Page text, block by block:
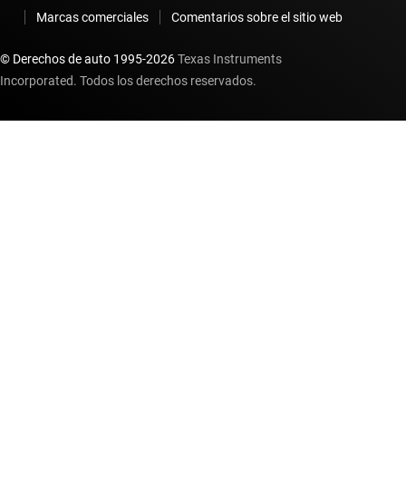
Marcas comerciales
Comentarios sobre el sitio web
© Derechos de auto 1995-2026Texas Instruments
Incorporated. Todos los derechos reservados.